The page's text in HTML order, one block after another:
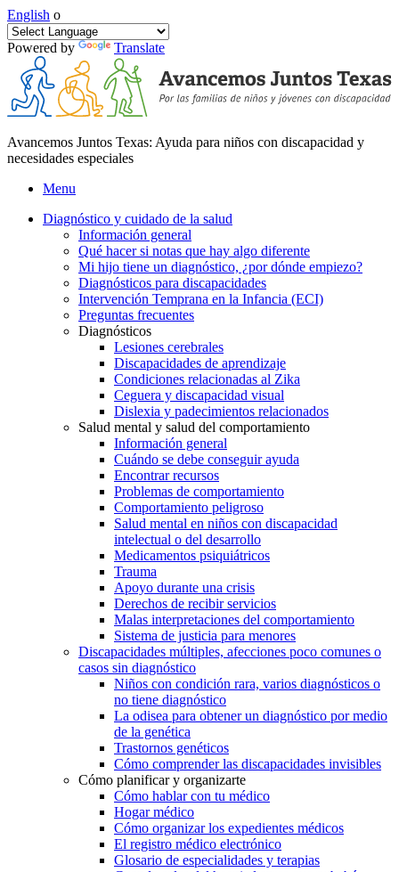
English o
Powered by Translate
Avancemos Juntos Texas: Ayuda para niños con discapacidad y
necesidades especiales
Menu
Diagnóstico y cuidado de la salud
Información general
Qué hacer si notas que hay algo diferente
Mi hijo tiene un diagnóstico, ¿por dónde empiezo?
Diagnósticos para discapacidades
Intervención Temprana en la Infancia (ECI)
Preguntas frecuentes
Diagnósticos
Lesiones cerebrales
Discapacidades de aprendizaje
Condiciones relacionadas al Zika
Ceguera y discapacidad visual
Dislexia y padecimientos relacionados
Salud mental y salud del comportamiento
Información general
Cuándo se debe conseguir ayuda
Encontrar recursos
Problemas de comportamiento
Comportamiento peligroso
Salud mental en niños con discapacidad
intelectual o del desarrollo
Medicamentos psiquiátricos
Trauma
Apoyo durante una crisis
Derechos de recibir servicios
Malas interpretaciones del comportamiento
Sistema de justicia para menores
Discapacidades múltiples, afecciones poco comunes o
casos sin diagnóstico
Niños con condición rara, varios diagnósticos o
no tiene diagnóstico
La odisea para obtener un diagnóstico por medio
de la genética
Trastornos genéticos
Cómo comprender las discapacidades invisibles
Cómo planificar y organizarte
Cómo hablar con tu médico
Hogar médico
Cómo organizar los expedientes médicos
El registro médico electrónico
Glosario de especialidades y terapias